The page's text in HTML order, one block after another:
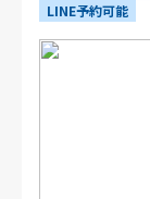
LINE予約可能